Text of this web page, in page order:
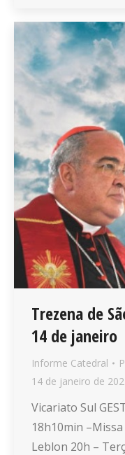
Trezena de
14 de janeiro
Informe Catedral
14 de janeiro de
Vicariato Sul
18h10min
Leblon 20h –